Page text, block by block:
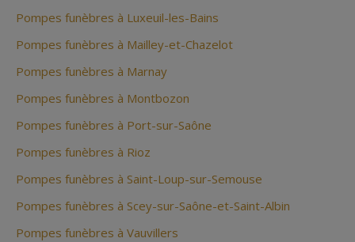
Pompes funèbres à Luxeuil-les-Bains
Pompes funèbres à Mailley-et-Chazelot
Pompes funèbres à Marnay
Pompes funèbres à Montbozon
Pompes funèbres à Port-sur-Saône
Pompes funèbres à Rioz
Pompes funèbres à Saint-Loup-sur-Semouse
Pompes funèbres à Scey-sur-Saône-et-Saint-Albin
Pompes funèbres à Vauvillers